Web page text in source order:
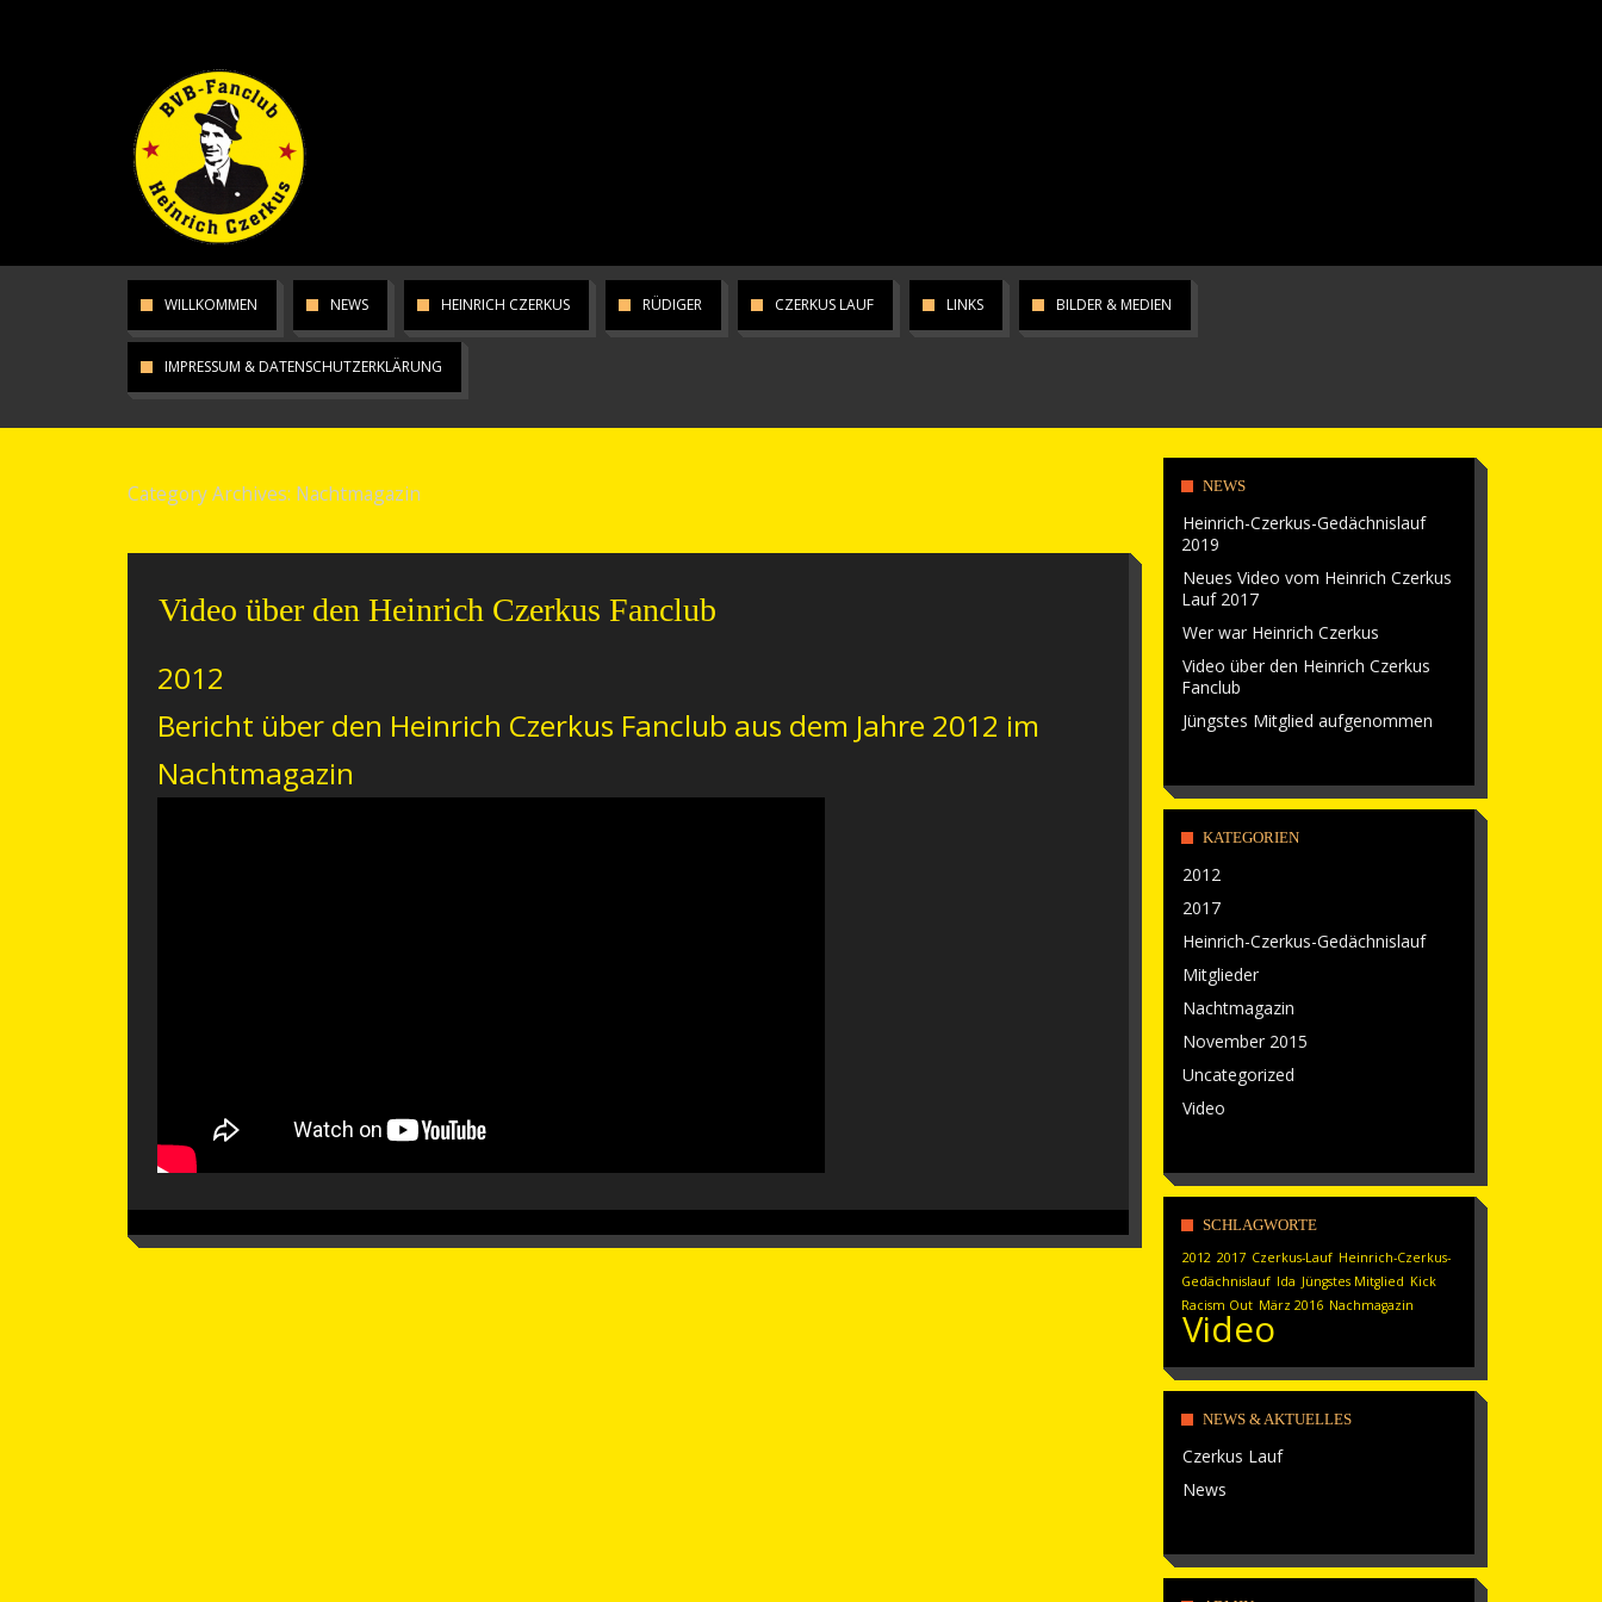
WILLKOMMEN NEWS HEINRICH CZERKUS RÜDIGER CZERKUS LAUF LINKS BILDER & MEDIEN
IMPRESSUM & DATENSCHUTZERKLÄRUNG
Category Archives: Nachtmagazin
Video über den Heinrich Czerkus Fanclub
2012
Bericht über den Heinrich Czerkus Fanclub aus dem Jahre 2012 im
Nachtmagazin
NEWS
Heinrich-Czerkus-Gedächnislauf
2019
Neues Video vom Heinrich Czerkus
Lauf 2017
Wer war Heinrich Czerkus
Video über den Heinrich Czerkus
Fanclub
Jüngstes Mitglied aufgenommen
KATEGORIEN
2012
2017
Heinrich-Czerkus-Gedächnislauf
Mitglieder
Nachtmagazin
November 2015
Uncategorized
Video
SCHLAGWORTE
2012 2017 Czerkus-Lauf Heinrich-Czerkus-
Gedächnislauf Ida Jüngstes Mitglied Kick
Racism Out März 2016 Nachmagazin
Video
NEWS & AKTUELLES
Czerkus Lauf
News